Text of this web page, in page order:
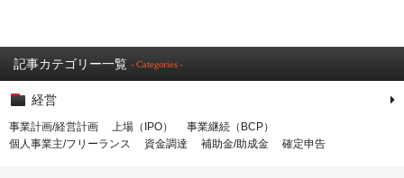
記事カテゴリー一覧 - Categories -
経営
事業計画/経営計画 上場（IPO）
事業継続（BCP）
個人事業主/フリーランス
資金調達 補助金/助成金 確定申告